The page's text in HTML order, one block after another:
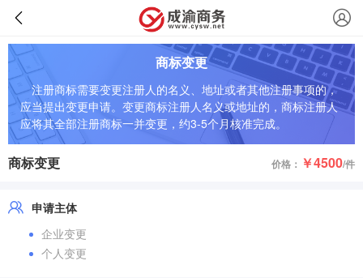
商标变更
注册商标需要变更注册人的名义、地址或者其他注册事项的，
应当提出变更申请。变更商标注册人名义或地址的，商标注册人
应将其全部注册商标一并变更，约3-5个月核准完成。
商标变更 价格： ￥4500/件
申请主体
企业变更
个人变更